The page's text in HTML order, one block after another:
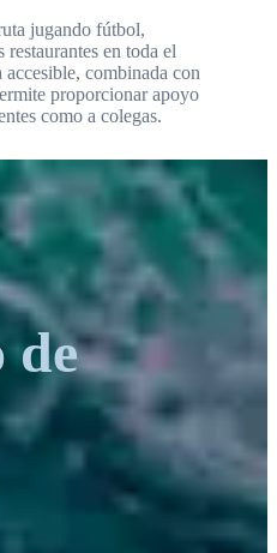
jugando fútbol,
en toda el
combinada con
proporcionar apoyo
como a colegas.
de